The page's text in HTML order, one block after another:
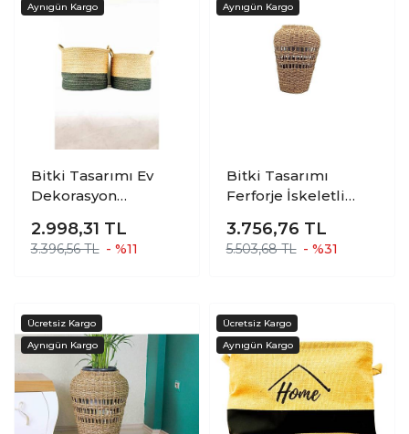
Bitki Tasarımı Ev
Dekorasyon
Dekoratif Kulplu Altı
Gri Şeritli Doğal
2.998,31 TL
3.396,56 TL - %11
Bitki Tasarımı
Ferforje İskeletli
Saklama Aksesuar
Sepet Orta
3.756,76 TL
5.503,68 TL - %31